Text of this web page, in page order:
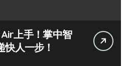
上手！掌中智
人一步！